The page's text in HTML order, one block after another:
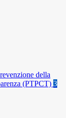
della
(PTPCT) 3